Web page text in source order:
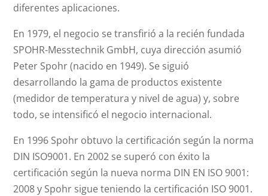
diferentes aplicaciones.
En 1979, el negocio se transfirió a la recién fundada
SPOHR-Messtechnik GmbH, cuya dirección asumió
Peter Spohr (nacido en 1949). Se siguió
desarrollando la gama de productos existente
(medidor de temperatura y nivel de agua) y, sobre
todo, se intensificó el negocio internacional.
En 1996 Spohr obtuvo la certificación según la norma
DIN ISO9001. En 2002 se superó con éxito la
certificación según la nueva norma DIN EN ISO 9001:
2008 y Spohr sigue teniendo la certificación ISO 9001.